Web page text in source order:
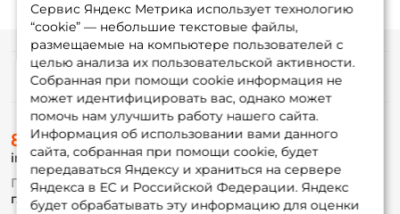
Сервис Яндекс Метрика использует технологию
“cookie” — небольшие текстовые файлы,
размещаемые на компьютере пользователей с
целью анализа их пользовательской активности.
Собранная при помощи cookie информация не
может идентифицировать вас, однако может
помочь нам улучшить работу нашего сайта.
Информация об использовании вами данного
сайта, собранная при помощи cookie, будет
передаваться Яндексу и храниться на сервере
Яндекса в ЕС и Российской Федерации. Яндекс
будет обрабатывать эту информацию для оценки
Информация
О магазине
Доставка
Оплата
Fox-bonus
Гуру
8 (495) 532-77-88
info@foxfishing.ru
По вопросам с заказом
г. Москва, ул. Плеханова д.7